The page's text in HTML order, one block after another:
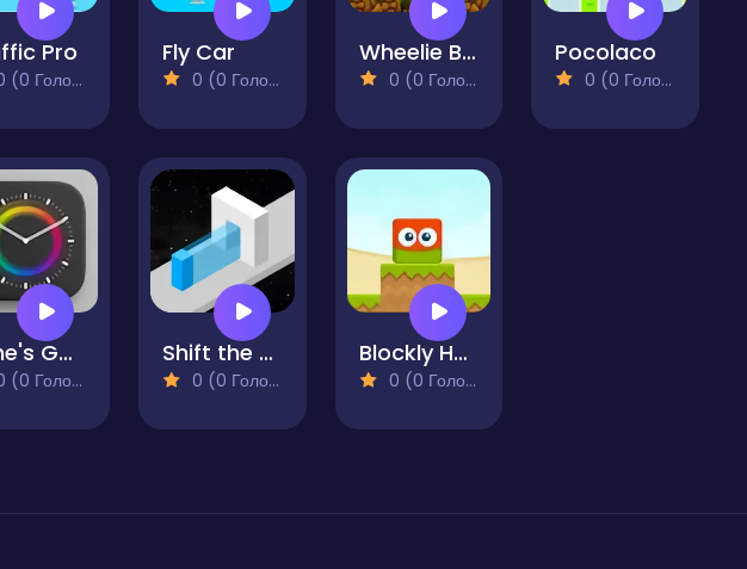
Pro
(0 Голосів)
Fly Car
0 (0 Голосів)
Wheelie Buddy
0 (0 Голосів)
Pocolaco
0 (0 Голосів)
Time's Got Color
(0 Голосів)
Shift the Shape
0 (0 Голосів)
Blockly Heroes
0 (0 Голосів)